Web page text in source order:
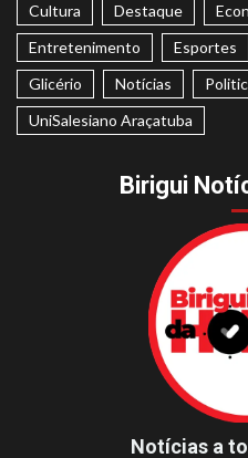
Cultura
Destaque
Entretenimento
Esportes
Glicério
Notícias
UniSalesiano Araçatuba
Birigui
Notícias a